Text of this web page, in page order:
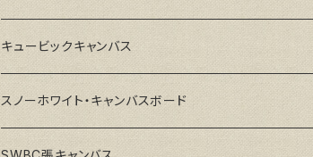
キュービックキャンバス
スノーホワイト・キャンバスボード